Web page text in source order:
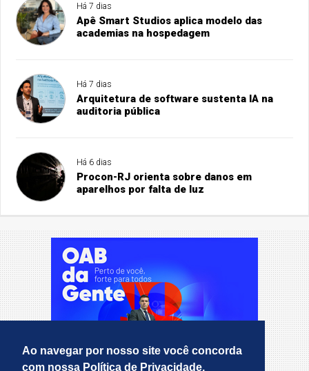
Ao navegar por nosso site você concorda
com nossa Política de Privacidade.
Há 7 dias
Apê Smart Studios aplica modelo das
academias na hospedagem
Há 7 dias
Arquitetura de software sustenta IA na
auditoria pública
Há 6 dias
Procon-RJ orienta sobre danos em
aparelhos por falta de luz